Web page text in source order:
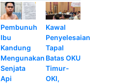
Pembunuh
Ibu
Kandung
Mengunakan
Senjata
Api
Kawal
Penyelesaian
Tapal
Batas OKU
Timur-
OKI,